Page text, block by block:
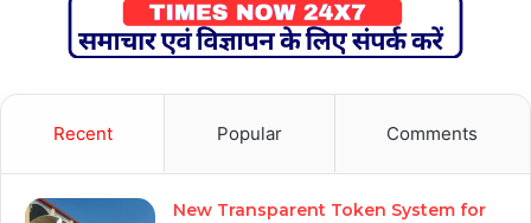
Recent Popular Comments
New Transparent Token System for